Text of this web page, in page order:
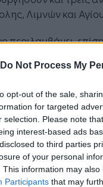
Do Not Process My
opt-out of the sale,
for targeted
selection. Please note
interest-based ads
to third parties
of your personal
This information may
Participants that may
Λιμνών και
περιλαμβάνει,
εξυπηρέτηση των
μήκος αυτού του
ότι τα
14 χλμ. του
μέσα στο
σύστημα της